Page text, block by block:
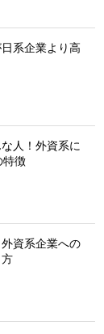
系企業より高
人！外資系に
特徴
資系企業への